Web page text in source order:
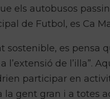
els autobusos
de Futbol, es Ca
es pensa
l’extensió de l’illa”.
participar en
la gent gran i a totes